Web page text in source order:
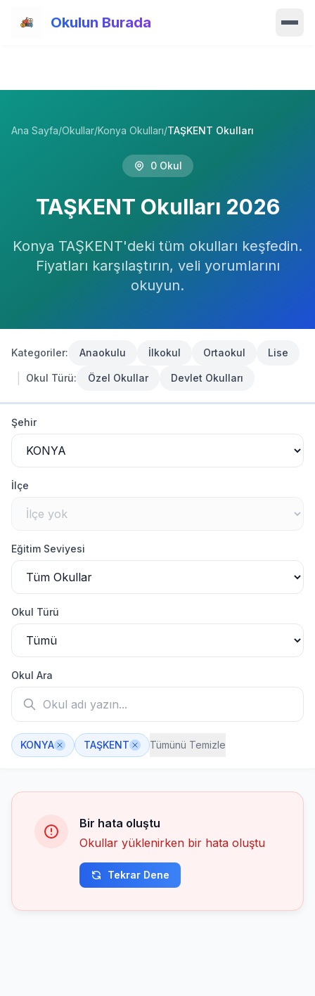
Okulun Burada
Okullar
Hakkımızda
Giriş Yap
Ana Sayfa/Okullar/Konya Okulları/TAŞKENT Okulları
0Okul
TAŞKENT Okulları 2026
Konya TAŞKENT'deki tüm okulları keşfedin.
Fiyatları karşılaştırın, veli yorumlarını
okuyun.
Kategoriler: Anaokulu İlkokul Ortaokul Lise
Okul Türü: Özel Okullar Devlet Okulları
TAŞKENT
Şehir
İlçe
Eğitim Seviyesi
Okul Türü
Okul Ara
KONYA TAŞKENT Tümünü Temizle
Bir hata oluştu
Okullar yüklenirken bir hata oluştu
Tekrar Dene